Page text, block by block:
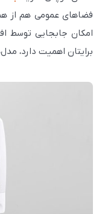
فضاهای عمومی هم از
امکان جابجایی توسط
برایتان اهمیت دارد،